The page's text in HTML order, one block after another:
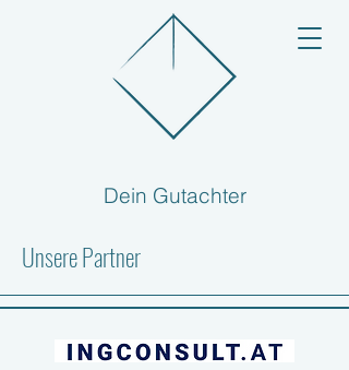
Dein Gutachter
Unsere Partner